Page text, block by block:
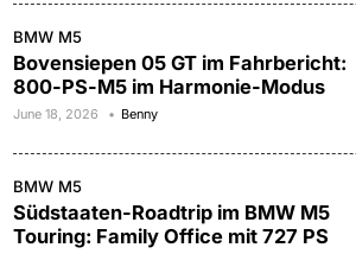
BMW M5
Bovensiepen 05 GT im Fahrbericht:
800-PS-M5 im Harmonie-Modus
June 18, 2026 Benny
BMW M5
Südstaaten-Roadtrip im BMW M5
Touring: Family Office mit 727 PS